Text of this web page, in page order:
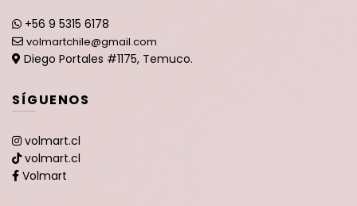
+56 9 5315 6178
volmartchile@gmail.com
Diego Portales #1175, Temuco.
SÍGUENOS
volmart.cl
volmart.cl
Volmart